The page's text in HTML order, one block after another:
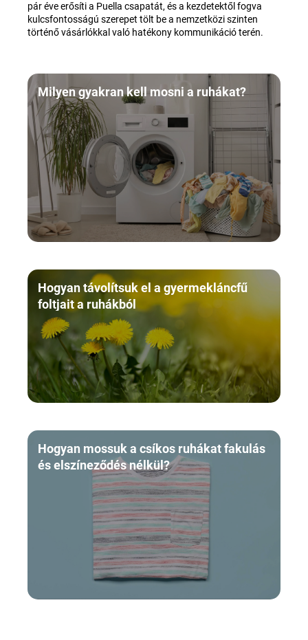
pár éve erősíti a Puella csapatát, és a kezdetektől fogva
kulcsfontosságú szerepet tölt be a nemzetközi szinten
történő vásárlókkal való hatékony kommunikáció terén.
Milyen gyakran kell mosni a ruhákat?
Hogyan távolítsuk el a gyermekláncfű
foltjait a ruhákból
Hogyan mossuk a csíkos ruhákat fakulás
és elszíneződés nélkül?